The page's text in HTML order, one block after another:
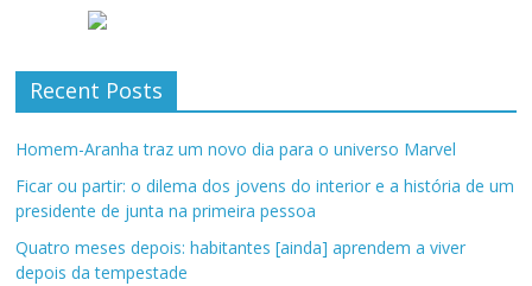
Recent Posts
Homem-Aranha traz um novo dia para o universo Marvel
Ficar ou partir: o dilema dos jovens do interior e a história de um
presidente de junta na primeira pessoa
Quatro meses depois: habitantes [ainda] aprendem a viver
depois da tempestade